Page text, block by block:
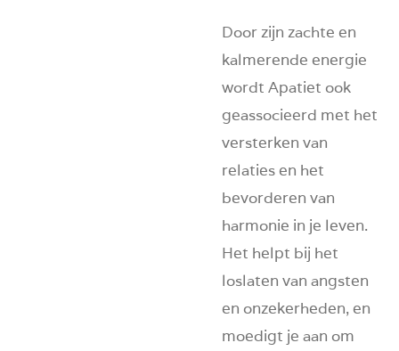
Door zijn zachte en
kalmerende energie
wordt Apatiet ook
geassocieerd met het
versterken van
relaties en het
bevorderen van
harmonie in je leven.
Het helpt bij het
loslaten van angsten
en onzekerheden, en
moedigt je aan om